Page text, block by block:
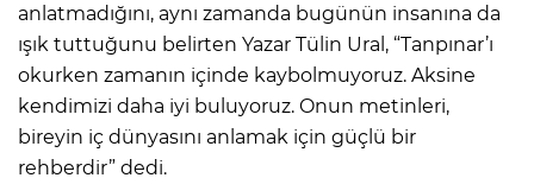
anlatmadığını, aynı zamanda bugünün insanına da
ışık tuttuğunu belirten Yazar Tülin Ural, “Tanpınar’ı
okurken zamanın içinde kaybolmuyoruz. Aksine
kendimizi daha iyi buluyoruz. Onun metinleri,
bireyin iç dünyasını anlamak için güçlü bir
rehberdir” dedi.